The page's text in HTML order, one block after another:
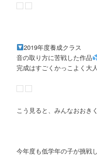
2019年度養成クラス
音の取り方に苦戦した作品
完成はすごくかっこよく大
こう見ると、みんなおおき
今年度も低学年の子が挑戦